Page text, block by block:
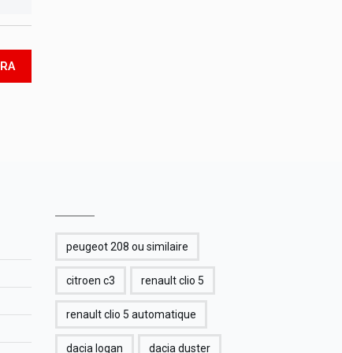
peugeot 208 ou similaire
citroen c3 renault clio 5
renault clio 5 automatique
dacia logan dacia duster